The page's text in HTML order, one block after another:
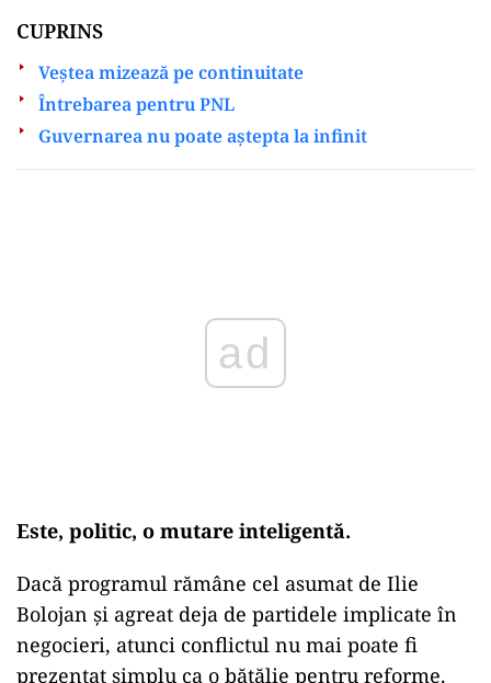
CUPRINS
Veștea mizează pe continuitate
Întrebarea pentru PNL
Guvernarea nu poate aștepta la infinit
Este, politic, o mutare inteligentă.
Dacă programul rămâne cel asumat de Ilie
Bolojan și agreat deja de partidele implicate în
negocieri, atunci conflictul nu mai poate fi
prezentat simplu ca o bătălie pentru reforme.